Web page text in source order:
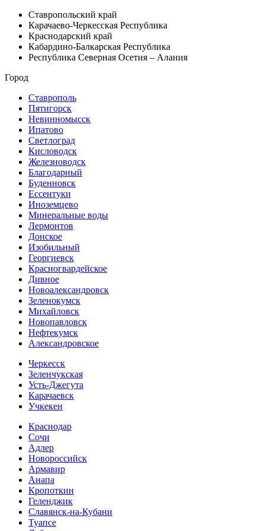
Ставропольский край
Карачаево-Черкесская Республика
Краснодарский край
Кабардино-Балкарская Республика
Республика Северная Осетия – Алания
Город
Ставрополь
Пятигорск
Невинномысск
Ипатово
Светлоград
Кисловодск
Железноводск
Благодарный
Буденновск
Ессентуки
Иноземцево
Минеральные воды
Лермонтов
Донское
Изобильный
Георгиевск
Красногвардейское
Дивное
Новоалександровск
Зеленокумск
Михайловск
Новопавловск
Нефтекумск
Александровское
Черкесск
Зеленчукская
Усть-Джегута
Карачаевск
Учкекен
Краснодар
Сочи
Адлер
Новороссийск
Армавир
Анапа
Кропоткин
Геленджик
Славянск-на-Кубани
Туапсе